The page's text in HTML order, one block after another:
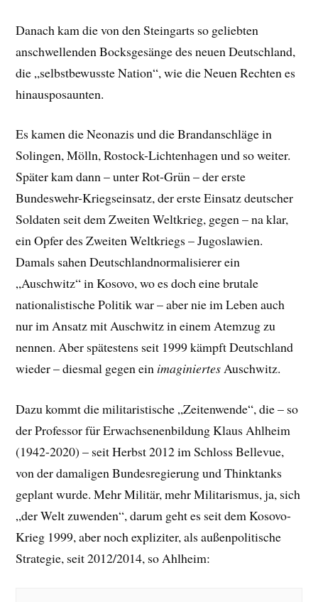
Danach kam die von den Steingarts so geliebten
anschwellenden Bocksgesänge des neuen Deutschland,
die „selbstbewusste Nation“, wie die Neuen Rechten es
hinausposaunten.
Es kamen die Neonazis und die Brandanschläge in
Solingen, Mölln, Rostock-Lichtenhagen und so weiter.
Später kam dann – unter Rot-Grün – der erste
Bundeswehr-Kriegseinsatz, der erste Einsatz deutscher
Soldaten seit dem Zweiten Weltkrieg, gegen – na klar,
ein Opfer des Zweiten Weltkriegs – Jugoslawien.
Damals sahen Deutschlandnormalisierer ein
„Auschwitz“ in Kosovo, wo es doch eine brutale
nationalistische Politik war – aber nie im Leben auch
nur im Ansatz mit Auschwitz in einem Atemzug zu
nennen. Aber spätestens seit 1999 kämpft Deutschland
wieder – diesmal gegen ein imaginiertesAuschwitz.
Dazu kommt die militaristische „Zeitenwende“, die – so
der Professor für Erwachsenenbildung Klaus Ahlheim
(1942-2020) – seit Herbst 2012 im Schloss Bellevue,
von der damaligen Bundesregierung und Thinktanks
geplant wurde. Mehr Militär, mehr Militarismus, ja, sich
„der Welt zuwenden“, darum geht es seit dem Kosovo-
Krieg 1999, aber noch expliziter, als außenpolitische
Strategie, seit 2012/2014, so Ahlheim: